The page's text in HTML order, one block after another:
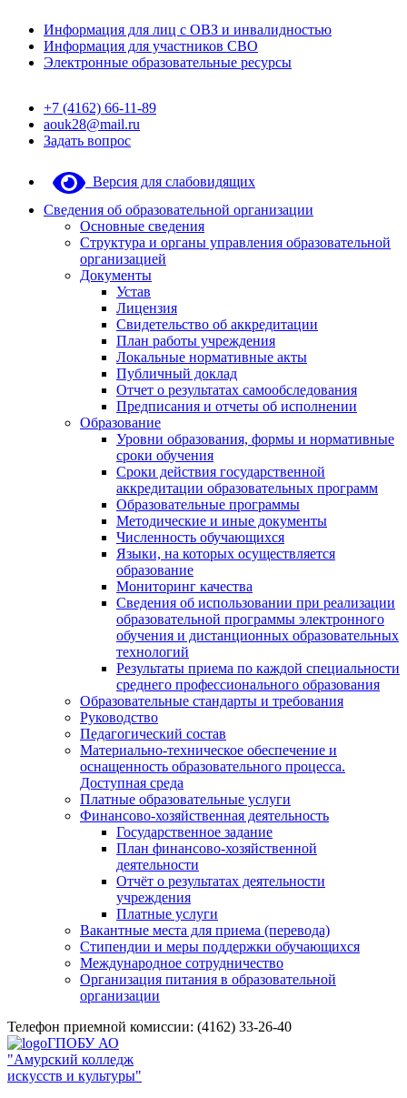
Информация для лиц с ОВЗ и инвалидностью
Информация для участников СВО
Электронные образовательные ресурсы
+7 (4162) 66-11-89
aouk28@mail.ru
Задать вопрос
Версия для слабовидящих
Сведения об образовательной организации
Основные сведения
Структура и органы управления образовательной
организацией
Документы
Устав
Лицензия
Свидетельство об аккредитации
План работы учреждения
Локальные нормативные акты
Публичный доклад
Отчет о результатах самообследования
Предписания и отчеты об исполнении
Образование
Уровни образования, формы и нормативные
сроки обучения
Сроки действия государственной
аккредитации образовательных программ
Образовательные программы
Методические и иные документы
Численность обучающихся
Языки, на которых осуществляется
образование
Мониторинг качества
Сведения об использовании при реализации
образовательной программы электронного
обучения и дистанционных образовательных
технологий
Результаты приема по каждой специальности
среднего профессионального образования
Образовательные стандарты и требования
Руководство
Педагогический состав
Материально-техническое обеспечение и
оснащенность образовательного процесса.
Доступная среда
Платные образовательные услуги
Финансово-хозяйственная деятельность
Государственное задание
План финансово-хозяйственной
деятельности
Отчёт о результатах деятельности
учреждения
Платные услуги
Вакантные места для приема (перевода)
Стипендии и меры поддержки обучающихся
Международное сотрудничество
Организация питания в образовательной
организации
Телефон приемной комиссии: (4162) 33-26-40
ГПОБУ АО
"Амурский колледж
искусств и культуры"